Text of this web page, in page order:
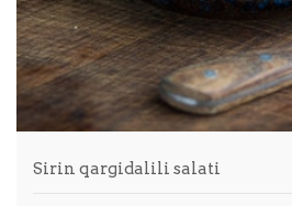
Sirin qargidalili salati